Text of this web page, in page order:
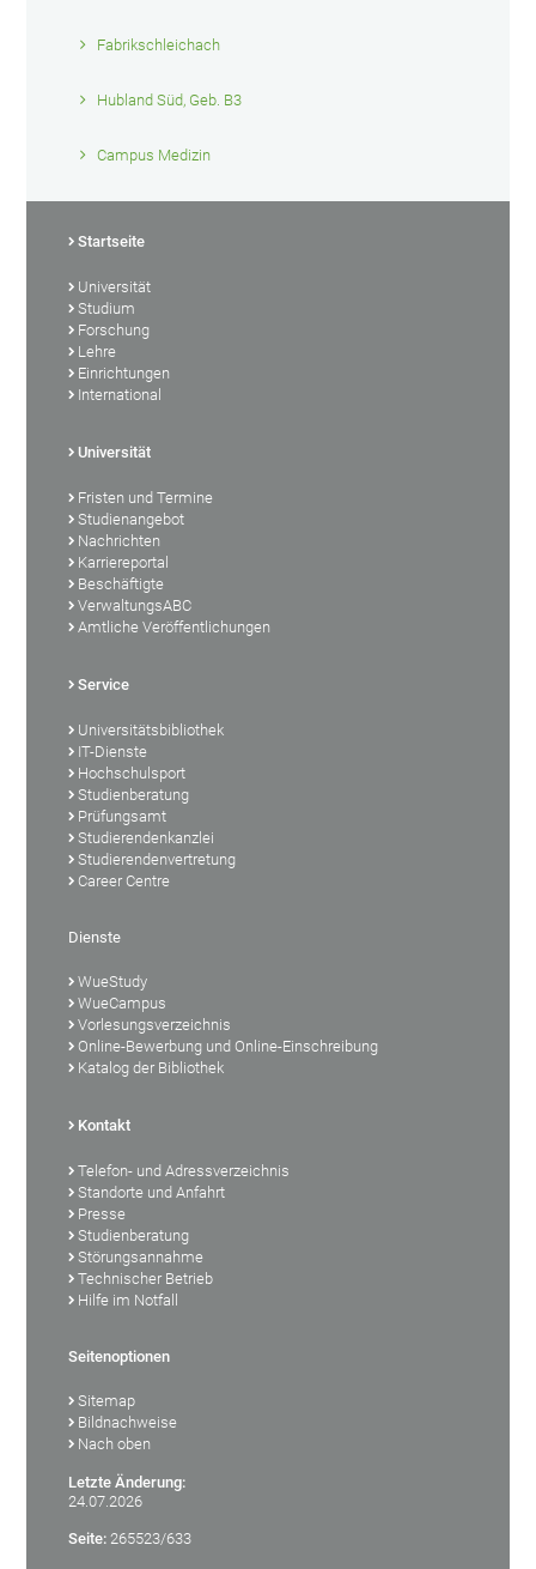
Fabrikschleichach
Hubland Süd, Geb. B3
Campus Medizin
Startseite
Universität
Studium
Forschung
Lehre
Einrichtungen
International
Universität
Fristen und Termine
Studienangebot
Nachrichten
Karriereportal
Beschäftigte
VerwaltungsABC
Amtliche Veröffentlichungen
Service
Universitätsbibliothek
IT-Dienste
Hochschulsport
Studienberatung
Prüfungsamt
Studierendenkanzlei
Studierendenvertretung
Career Centre
Dienste
WueStudy
WueCampus
Vorlesungsverzeichnis
Online-Bewerbung und Online-Einschreibung
Katalog der Bibliothek
Kontakt
Telefon- und Adressverzeichnis
Standorte und Anfahrt
Presse
Studienberatung
Störungsannahme
Technischer Betrieb
Hilfe im Notfall
Seitenoptionen
Sitemap
Bildnachweise
Nach oben
Letzte Änderung:
24.07.2026
Seite: 265523/633